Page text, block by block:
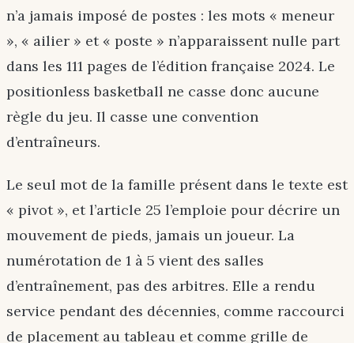
n’a jamais imposé de postes : les mots « meneur
», « ailier » et « poste » n’apparaissent nulle part
dans les 111 pages de l’édition française 2024. Le
positionless basketball ne casse donc aucune
règle du jeu. Il casse une convention
d’entraîneurs.
Le seul mot de la famille présent dans le texte est
« pivot », et l’article 25 l’emploie pour décrire un
mouvement de pieds, jamais un joueur. La
numérotation de 1 à 5 vient des salles
d’entraînement, pas des arbitres. Elle a rendu
service pendant des décennies, comme raccourci
de placement au tableau et comme grille de